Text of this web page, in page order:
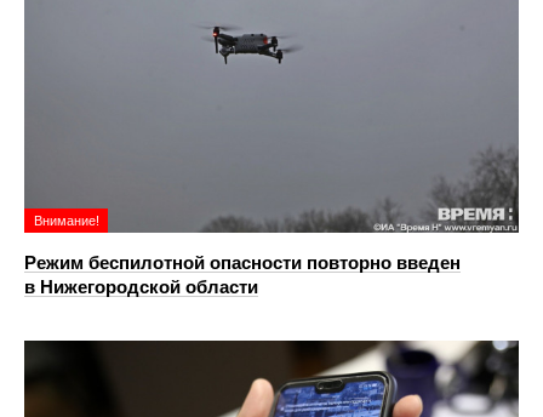
Внимание!
Режим беспилотной опасности повторно введен
в Нижегородской области